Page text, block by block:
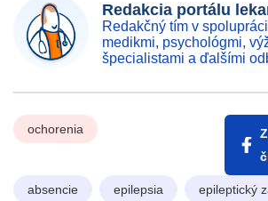
Redakcia portálu
Redakčný tím v
medikmi, psychológmi,
špecialistami a ďalšími
ochorenia
absencie epilepsia epileptický